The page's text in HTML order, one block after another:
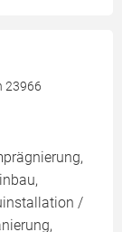
23966
/